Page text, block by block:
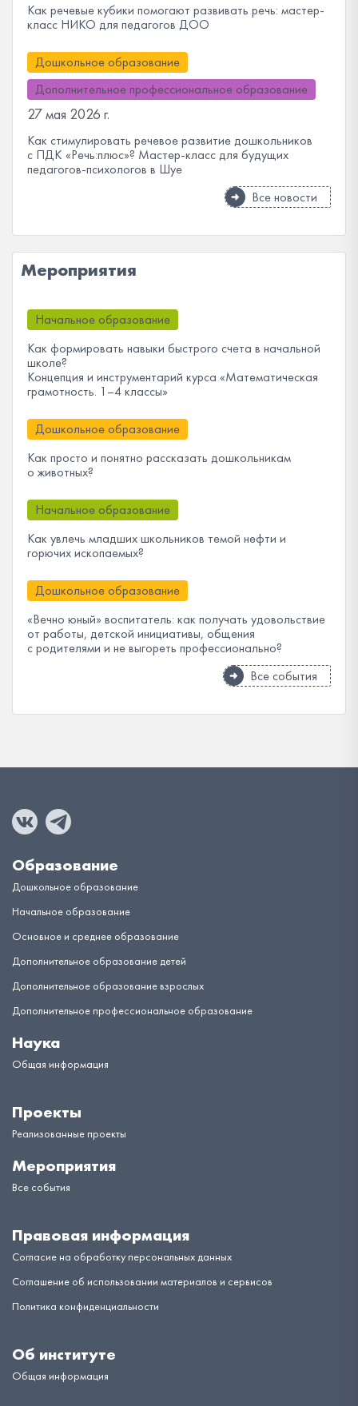
Как речевые кубики помогают развивать речь: мастер-
класс НИКО для педагогов ДОО
Дошкольное образование
Дополнительное профессиональное образование
27 мая 2026 г.
Как стимулировать речевое развитие дошкольников
с ПДК «Речь:плюс»? Мастер-класс для будущих
педагогов-психологов в Шуе
Все новости
Мероприятия
Начальное образование
Как формировать навыки быстрого счета в начальной
школе?
Концепция и инструментарий курса «Математическая
грамотность. 1–4 классы»
Дошкольное образование
Как просто и понятно рассказать дошкольникам
о животных?
Начальное образование
Как увлечь младших школьников темой нефти и
горючих ископаемых?
Дошкольное образование
«Вечно юный» воспитатель: как получать удовольствие
от работы, детской инициативы, общения
с родителями и не выгореть профессионально?
Все события
Образование
Дошкольное образование
Начальное образование
Основное и среднее образование
Дополнительное образование детей
Дополнительное образование взрослых
Дополнительное профессиональное образование
Наука
Общая информация
Проекты
Реализованные проекты
Мероприятия
Все события
Правовая информация
Согласие на обработку персональных данных
Соглашение об использовании материалов и сервисов
Политика конфиденциальности
Об институте
Общая информация